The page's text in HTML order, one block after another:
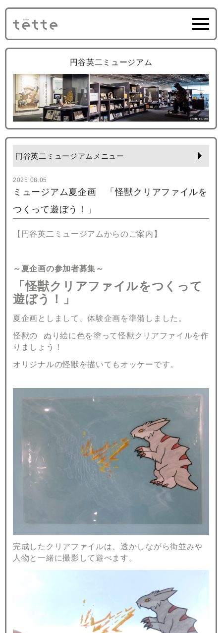
円谷英二ミュージアム
円谷英二ミュージアムメニュー
2025.08.05
ミュージアム夏企画 「怪獣クリアファイルを
つくって遊ぼう！」
【円谷英二ミュージアムからのご案内】
～夏企画の参加者募集～
「怪獣クリアファイルをつくって
遊ぼう！」
夏企画としまして、体験企画を準備しました。
怪獣の
ぬり絵に色を塗って怪獣クリアファイルを作
りましょう！
オリジナルの怪獣を描いてもオッケーです。
完成したクリアファイルは、透かしながら街並みや
人物と一緒に撮影して遊べます。